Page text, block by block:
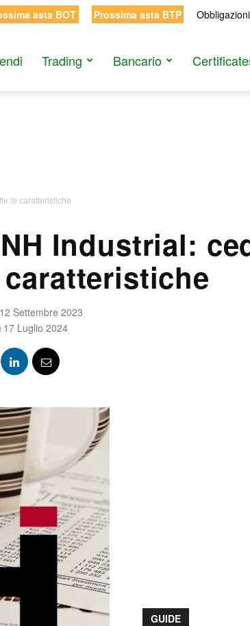
asta BOT Prossima asta BTP Obbligazioni
Trading Bancario
le caratteristiche
Industrial:
12 Settembre 2023
17 Luglio 2024
GUIDE